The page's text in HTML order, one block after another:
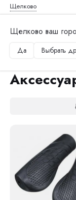
Щелково
Щелково ваш
Да Выбрать
Главная Запчасти